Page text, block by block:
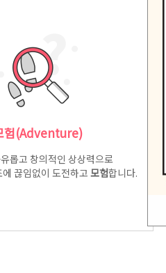
험(Adventure)
롭고 창의적인 상상력으로
끊임없이 도전하고 모험합니다.